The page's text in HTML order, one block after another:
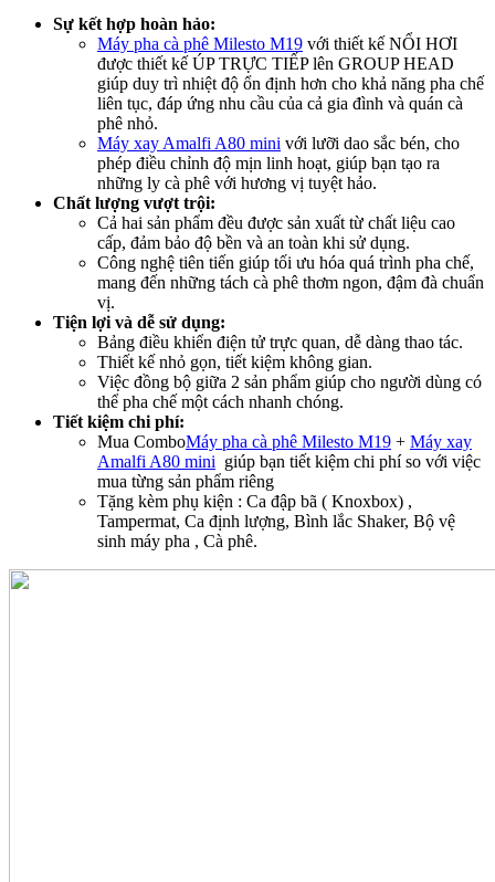
Sự kết hợp hoàn hảo:
Máy pha cà phê Milesto M19 với thiết kế NỔI HƠI
được thiết kế ÚP TRỰC TIẾP lên GROUP HEAD
giúp duy trì nhiệt độ ổn định hơn cho khả năng pha chế
liên tục, đáp ứng nhu cầu của cả gia đình và quán cà
phê nhỏ.
Máy xay Amalfi A80 mini với lưỡi dao sắc bén, cho
phép điều chỉnh độ mịn linh hoạt, giúp bạn tạo ra
những ly cà phê với hương vị tuyệt hảo.
Chất lượng vượt trội:
Cả hai sản phẩm đều được sản xuất từ chất liệu cao
cấp, đảm bảo độ bền và an toàn khi sử dụng.
Công nghệ tiên tiến giúp tối ưu hóa quá trình pha chế,
mang đến những tách cà phê thơm ngon, đậm đà chuẩn
vị.
Tiện lợi và dễ sử dụng:
Bảng điều khiển điện tử trực quan, dễ dàng thao tác.
Thiết kế nhỏ gọn, tiết kiệm không gian.
Việc đồng bộ giữa 2 sản phẩm giúp cho người dùng có
thể pha chế một cách nhanh chóng.
Tiết kiệm chi phí:
Mua ComboMáy pha cà phê Milesto M19 + Máy xay
Amalfi A80 mini giúp bạn tiết kiệm chi phí so với việc
mua từng sản phẩm riêng
Tặng kèm phụ kiện : Ca đập bã ( Knoxbox) ,
Tampermat, Ca định lượng, Bình lắc Shaker, Bộ vệ
sinh máy pha , Cà phê.